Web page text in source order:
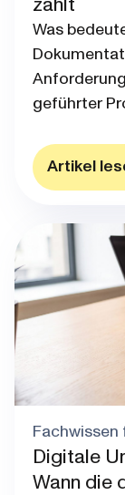
zählt
Was
geführter
Artikel
Blog post
Digitale
Wann die